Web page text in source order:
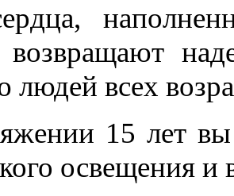
возвращают
всех
15 лет
освещения и